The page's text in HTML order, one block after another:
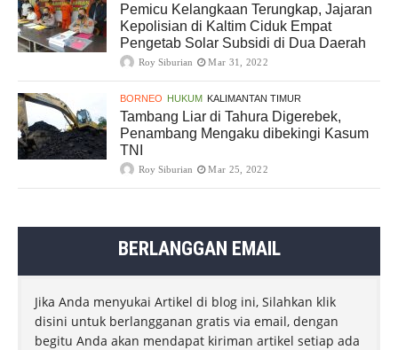
Pemicu Kelangkaan Terungkap, Jajaran
Kepolisian di Kaltim Ciduk Empat
Pengetab Solar Subsidi di Dua Daerah
Roy Siburian Mar 31, 2022
BORNEO HUKUM KALIMANTAN TIMUR
Tambang Liar di Tahura Digerebek,
Penambang Mengaku dibekingi Kasum
TNI
Roy Siburian Mar 25, 2022
BERLANGGAN EMAIL
Jika Anda menyukai Artikel di blog ini, Silahkan klik
disini untuk berlangganan gratis via email, dengan
begitu Anda akan mendapat kiriman artikel setiap ada